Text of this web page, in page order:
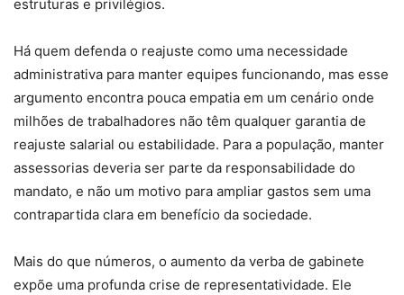
estruturas e privilégios.
Há quem defenda o reajuste como uma necessidade
administrativa para manter equipes funcionando, mas esse
argumento encontra pouca empatia em um cenário onde
milhões de trabalhadores não têm qualquer garantia de
reajuste salarial ou estabilidade. Para a população, manter
assessorias deveria ser parte da responsabilidade do
mandato, e não um motivo para ampliar gastos sem uma
contrapartida clara em benefício da sociedade.
Mais do que números, o aumento da verba de gabinete
expõe uma profunda crise de representatividade. Ele